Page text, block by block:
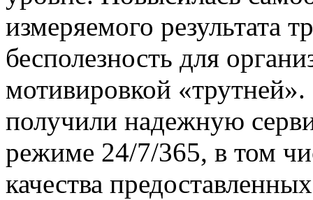
измеряемого результата
бесполезность для
мотивировкой
получили надежную
режиме 24/7/365, в том
качества